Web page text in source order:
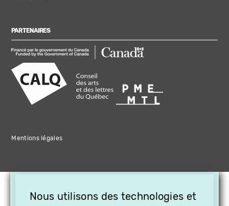
PARTENAIRES
Mentions légales
Nous utilisons des technologies et
OFFREZ LA VIDÉO EN